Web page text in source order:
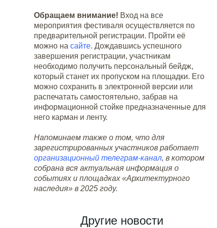
Обращаем внимание! Вход на все
мероприятия фестиваля осуществляется по
предварительной регистрации. Пройти её
можно на сайте. Дождавшись успешного
завершения регистрации, участникам
необходимо получить персональный бейдж,
который станет их пропуском на площадки. Его
можно сохранить в электронной версии или
распечатать самостоятельно, забрав на
информационной стойке предназначенные для
него карман и ленту.
Напоминаем также о том, что для
зарегистрированных участников работает
организационный телеграм-канал, в котором
собрана вся актуальная информация о
событиях и площадках «Архитектурного
наследия» в 2025 году.
Другие новости